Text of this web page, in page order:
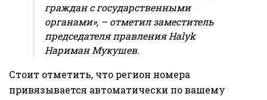
граждан с государственными
органами», – отметил заместитель
председателя правления Halyk
Нариман Мукушев.
Стоит отметить, что регион номера
привязывается автоматически по вашему